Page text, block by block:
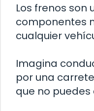
Los frenos son
componentes
cualquier
Imagina
por una
que no